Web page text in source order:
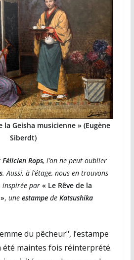
la Geisha musicienne » (Eugène
Siberdt)
Félicien Rops, l’on ne peut oublier
. Aussi, à l’étage, nous en trouvons
inspirée par « Le Rêve de la
, une estampe de Katsushika